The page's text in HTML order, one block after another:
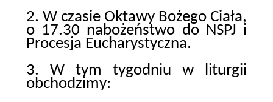
2. W czasie Oktawy Bożego Ciała,
o 17.30 nabożeństwo do NSPJ i
Procesja Eucharystyczna.
3. W tym tygodniu w liturgii
obchodzimy: